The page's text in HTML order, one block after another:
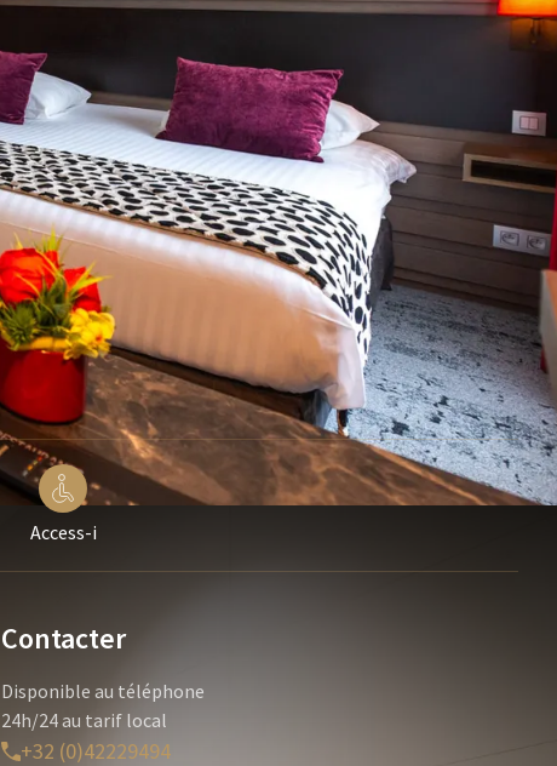
Access-i
Contacter
Disponible au téléphone
24h/24 au tarif local
+32 (0)42229494